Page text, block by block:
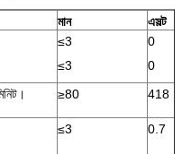
মান
এসল্ট
≤3
≤3
0
0
≥80 418
≤3 0.7